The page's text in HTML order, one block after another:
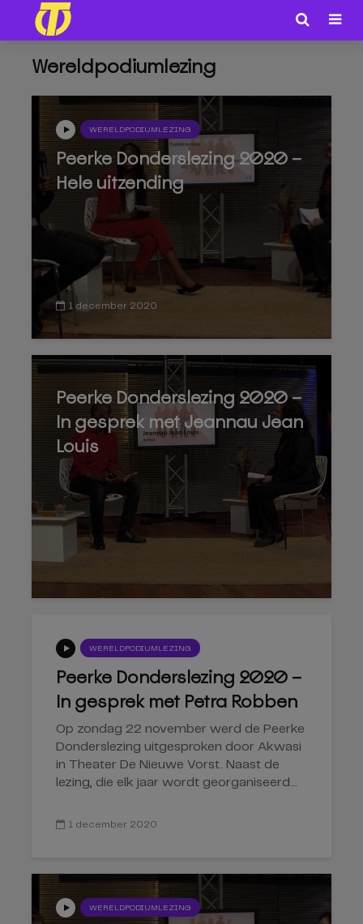
Wereldpodiumlezing
WERELDPODIUMLEZING
Peerke Donderslezing 2020 –
Hele uitzending
1 december 2020
Peerke Donderslezing 2020 –
In gesprek met Jeannau Jean
Louis
WERELDPODIUMLEZING
Peerke Donderslezing 2020 –
In gesprek met Petra Robben
Op zondag 22 november werd de Peerke
Donderslezing uitgesproken door Akwasi
in Theater De Nieuwe Vorst. Naast de
lezing, die elk jaar wordt georganiseerd...
1 december 2020
WERELDPODIUMLEZING